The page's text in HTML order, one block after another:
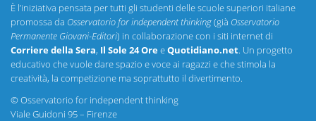
È l’iniziativa pensata per tutti gli studenti delle scuole superiori italiane
promossa da Osservatorio for independent thinking(già Osservatorio
Permanente Giovani-Editori) in collaborazione con i siti internet di
Corriere della Sera, Il Sole 24 OreeQuotidiano.net. Un progetto
educativo che vuole dare spazio e voce ai ragazzi e che stimola la
creatività, la competizione ma soprattutto il divertimento.
©Osservatorio for independent thinking
Viale Guidoni 95 – Firenze